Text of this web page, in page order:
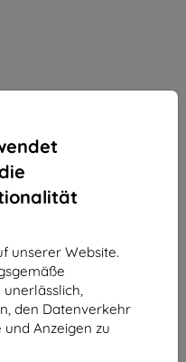
unserer Website.
den Datenverkehr
Anzeigen zu